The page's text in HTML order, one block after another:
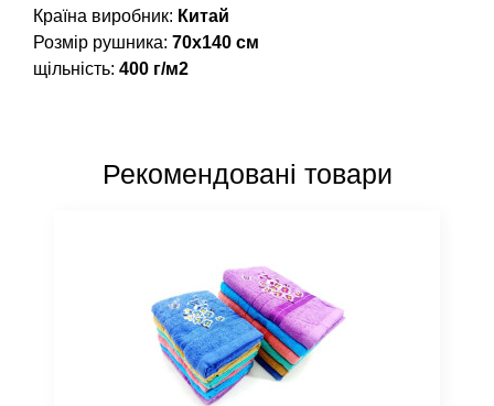
Країна виробник: Китай
Розмір рушника: 70х140 см
щільність: 400 г/м2
Рекомендовані товари